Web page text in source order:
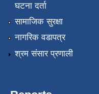
घटना दर्ता
सामाजिक सुरक्षा
नागरिक वडापत्र
श्रम संसार प्रणाली